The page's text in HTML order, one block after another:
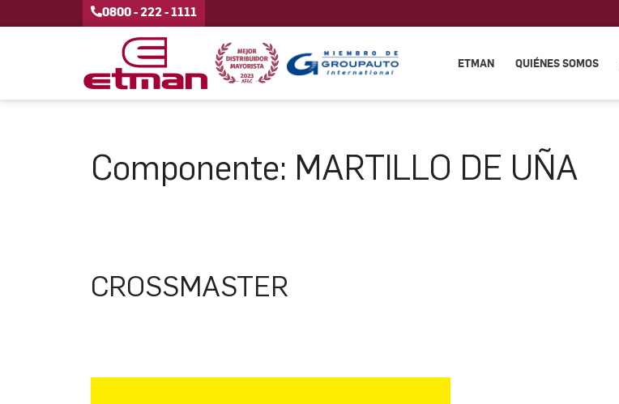
0800 - 222 - 1111
ETMAN QUIÉNES SOMOS
Componente: MARTILLO DE UÑA
CROSSMASTER